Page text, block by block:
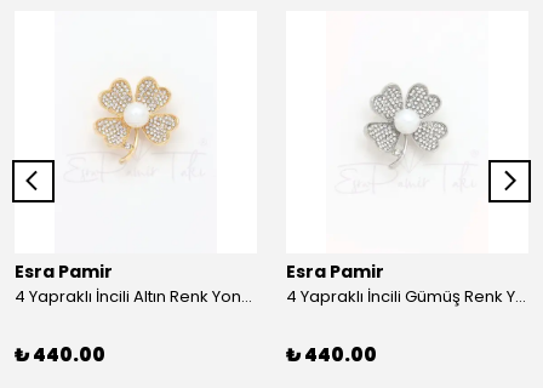
Esra Pamir
4 Yapraklı İncili Altın Renk Yonca Broş
₺ 440.00
Esra Pamir
4 Yapraklı İncili Gümüş Renk Yonca Broş
₺ 440.00